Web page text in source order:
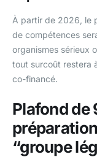
À partir de 2026, le
de compétences
organismes sérieux
tout surcoût restera
co-financé.
Plafond de
“groupe